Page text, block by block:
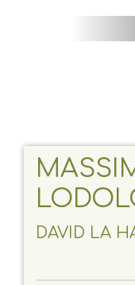
DAVID LA